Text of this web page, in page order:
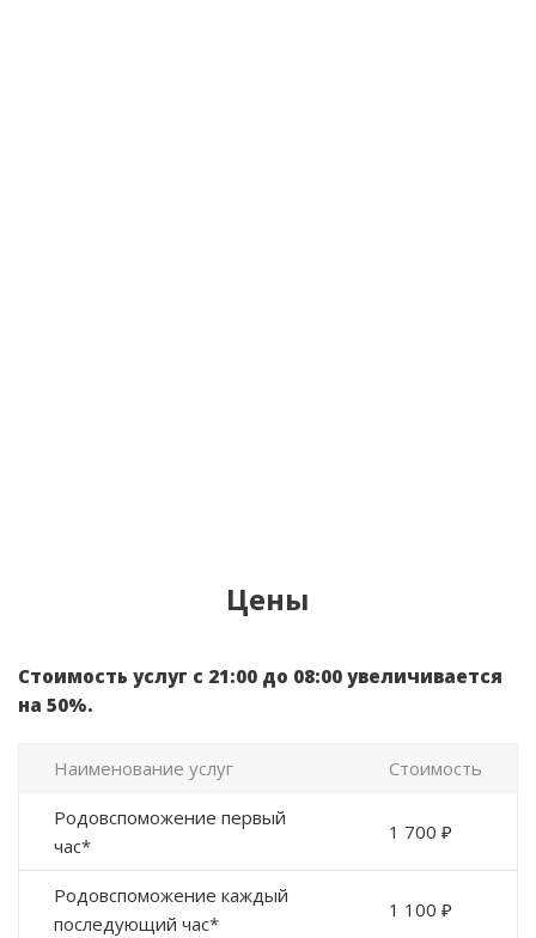
Цены
Стоимость услуг с 21:00 до 08:00 увеличивается
на 50%.
Наименование услуг Стоимость
Родовспоможение первый
час*
1 700 ₽
Родовспоможение каждый
последующий час*
1 100 ₽